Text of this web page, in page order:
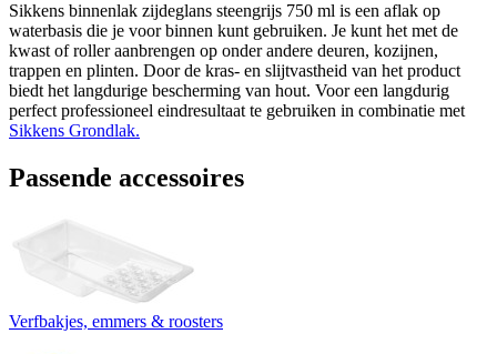
Sikkens binnenlak zijdeglans steengrijs 750 ml is een aflak op
waterbasis die je voor binnen kunt gebruiken. Je kunt het met de
kwast of roller aanbrengen op onder andere deuren, kozijnen,
trappen en plinten. Door de kras- en slijtvastheid van het product
biedt het langdurige bescherming van hout. Voor een langdurig
perfect professioneel eindresultaat te gebruiken in combinatie met
Sikkens Grondlak.
Passende accessoires
Verfbakjes, emmers & roosters